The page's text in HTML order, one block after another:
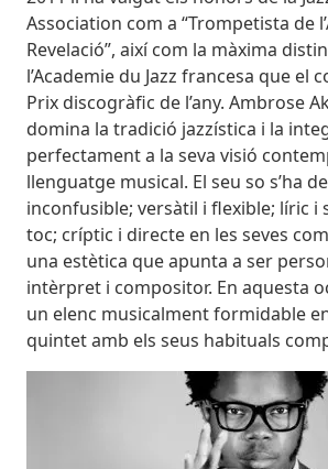
Association com a “Trompetista de
Revelació”, així com la màxima
l’Academie du Jazz francesa que el
Prix discogràfic de l’any. Ambrose
domina la tradició jazzística i la
perfectament a la seva visió
llenguatge musical. El seu so s’ha
inconfusible; versàtil i flexible; líric i
toc; críptic i directe en les seves
una estètica que apunta a ser
intèrpret i compositor. En aquesta
un elenc musicalment formidable
quintet amb els seus habituals